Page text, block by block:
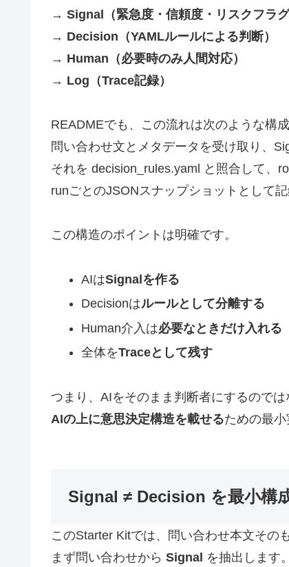
→ Signal（緊急度・信頼度・リスクフラグ
→ Decision（YAMLルールによる判断）
→ Human（必要時のみ人間対応）
→ Log（Trace記録）
READMEでも、この流れは次のような構
問い合わせ文とメタデータを受け取り、
それを decision_rules.yaml と照合して、
runごとのJSONスナップショットとして記
この構造のポイントは明確です。
AIはSignalを作る
Decisionはルールとして分離する
Human介入は必要なときだけ入れる
全体をTraceとして残す
つまり、AIをそのまま判断者にするのでは
AIの上に意思決定構造を載せるための最小
Signal ≠ Decision を最小構
このStarter Kitでは、問い合わせ本文その
まず問い合わせから Signal を抽出します。